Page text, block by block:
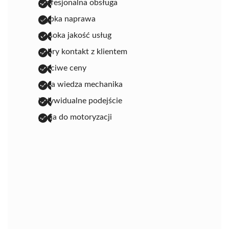
profesjonalna obsługa
szybka naprawa
wysoka jakość usług
dobry kontakt z klientem
uczciwe ceny
duża wiedza mechanika
indywidualne podejście
pasja do motoryzacji